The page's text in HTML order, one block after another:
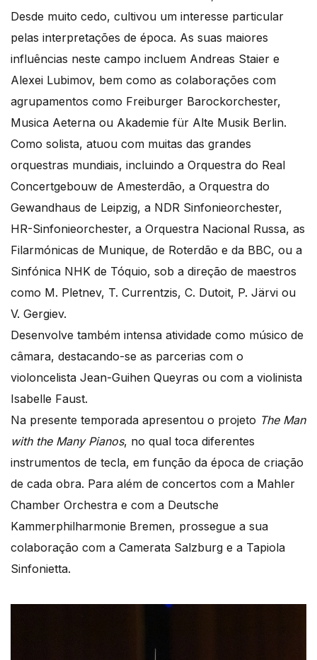
Desde muito cedo, cultivou um interesse particular
pelas interpretações de época. As suas maiores
influências neste campo incluem Andreas Staier e
Alexei Lubimov, bem como as colaborações com
agrupamentos como Freiburger Barockorchester,
Musica Aeterna ou Akademie für Alte Musik Berlin.
Como solista, atuou com muitas das grandes
orquestras mundiais, incluindo a Orquestra do Real
Concertgebouw de Amesterdão, a Orquestra do
Gewandhaus de Leipzig, a NDR Sinfonieorchester,
HR-Sinfonieorchester, a Orquestra Nacional Russa, as
Filarmónicas de Munique, de Roterdão e da BBC, ou a
Sinfónica NHK de Tóquio, sob a direção de maestros
como M. Pletnev, T. Currentzis, C. Dutoit, P. Järvi ou
V. Gergiev.
Desenvolve também intensa atividade como músico de
câmara, destacando-se as parcerias com o
violoncelista Jean-Guihen Queyras ou com a violinista
Isabelle Faust.
Na presente temporada apresentou o projeto The Man
with the Many Pianos, no qual toca diferentes
instrumentos de tecla, em função da época de criação
de cada obra. Para além de concertos com a Mahler
Chamber Orchestra e com a Deutsche
Kammerphilharmonie Bremen, prossegue a sua
colaboração com a Camerata Salzburg e a Tapiola
Sinfonietta.